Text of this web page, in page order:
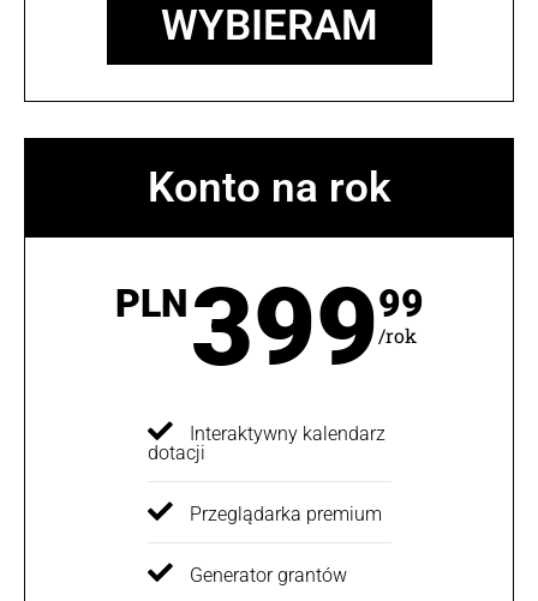
WYBIERAM
Konto na rok
PLN39999
/rok
Interaktywny kalendarz
dotacji
Przeglądarka premium
Generator grantów